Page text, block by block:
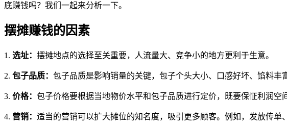
底赚钱吗？我们一起来分析一下。
摆摊赚钱的因素
1. 选址： 摆摊地点的选择至关重要，人流量大、竞争小的地方更利于生意。
2. 包子品质： 包子品质是影响销量的关键，包子个头大小、口感好坏、馅料丰
3. 价格： 包子价格要根据当地物价水平和包子品质进行定价，既要保怔利润空
4. 营销： 适当的营销可以扩大摊位的知名度，吸引更多顾客。例如，发放传单